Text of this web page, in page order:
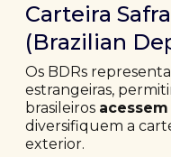
Carteira
(Brazilian
Os BDRs
estrangeiras,
brasileiros
diversifiquem a
exterior.